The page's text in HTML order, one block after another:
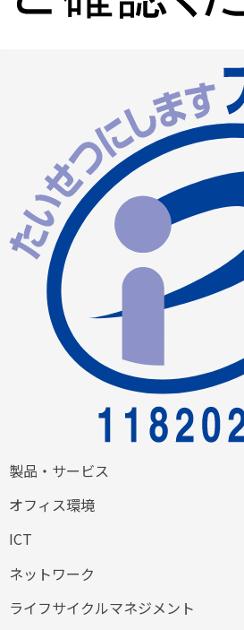
製品・サービス
オフィス環境
ICT
ネットワーク
ライフサイクルマネジメント